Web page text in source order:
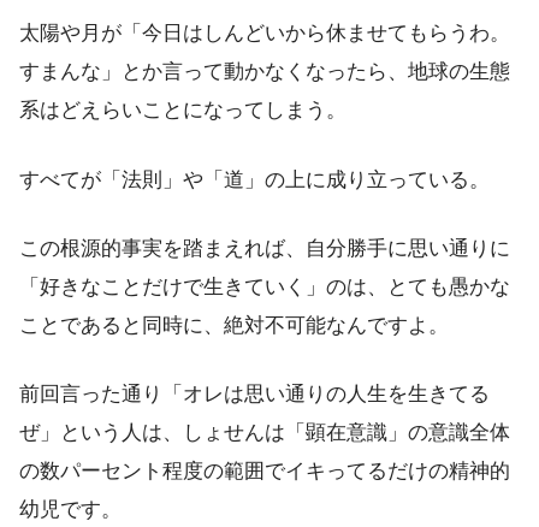
太陽や月が「今日はしんどいから休ませてもらうわ。
すまんな」とか言って動かなくなったら、地球の生態
系はどえらいことになってしまう。
すべてが「法則」や「道」の上に成り立っている。
この根源的事実を踏まえれば、自分勝手に思い通りに
「好きなことだけで生きていく」のは、とても愚かな
ことであると同時に、絶対不可能なんですよ。
前回言った通り「オレは思い通りの人生を生きてる
ぜ」という人は、しょせんは「顕在意識」の意識全体
の数パーセント程度の範囲でイキってるだけの精神的
幼児です。